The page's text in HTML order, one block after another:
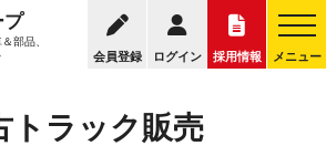
プ
部品、
会員登録 ログイン 採用情報 メニュー
トラック販売について
トラック販売